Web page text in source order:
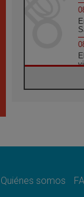
Quiénes somos